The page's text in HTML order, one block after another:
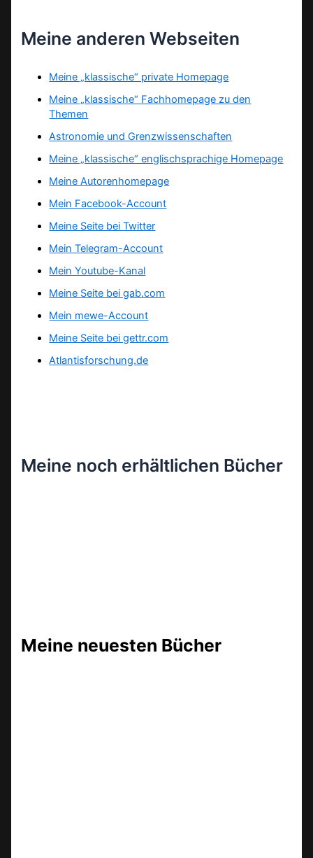
Meine anderen Webseiten
Meine „klassische“ private Homepage
Meine „klassische“ Fachhomepage zu den
Themen
Astronomie und Grenzwissenschaften
Meine „klassische“ englischsprachige Homepage
Meine Autorenhomepage
Mein Facebook-Account
Meine Seite bei Twitter
Mein Telegram-Account
Mein Youtube-Kanal
Meine Seite bei gab.com
Mein mewe-Account
Meine Seite bei gettr.com
Atlantisforschung.de
Meine noch erhältlichen Bücher
Meine neuesten Bücher